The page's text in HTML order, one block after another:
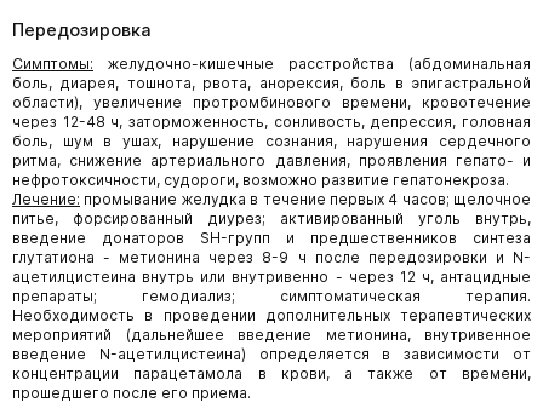
Передозировка
Симптомы: желудочно-кишечные расстройства (абдоминальная
боль, диарея, тошнота, рвота, анорексия, боль в эпигастральной
области), увеличение протромбинового времени, кровотечение
через 12-48 ч, заторможенность, сонливость, депрессия, головная
боль, шум в ушах, нарушение сознания, нарушения сердечного
ритма, снижение артериального давления, проявления гепато- и
нефротоксичности, судороги, возможно развитие гепатонекроза.
Лечение: промывание желудка в течение первых 4 часов; щелочное
питье, форсированный диурез; активированный уголь внутрь,
введение донаторов SH-групп и предшественников синтеза
глутатиона - метионина через 8-9 ч после передозировки и N-
ацетилцистеина внутрь или внутривенно - через 12 ч, антацидные
препараты; гемодиализ; симптоматическая терапия.
Необходимость в проведении дополнительных терапевтических
мероприятий (дальнейшее введение метионина, внутривенное
введение N-ацетилцистеина) определяется в зависимости от
концентрации парацетамола в крови, а также от времени,
прошедшего после его приема.